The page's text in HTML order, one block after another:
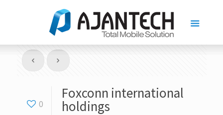
0
Foxconn international
holdings